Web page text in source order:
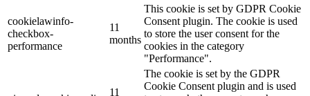
cookielawinfo-
checkbox-
performance
11
months
This cookie is set by GDPR Cookie
Consent plugin. The cookie is used
to store the user consent for the
cookies in the category
"Performance".
11
The cookie is set by the GDPR
Cookie Consent plugin and is used